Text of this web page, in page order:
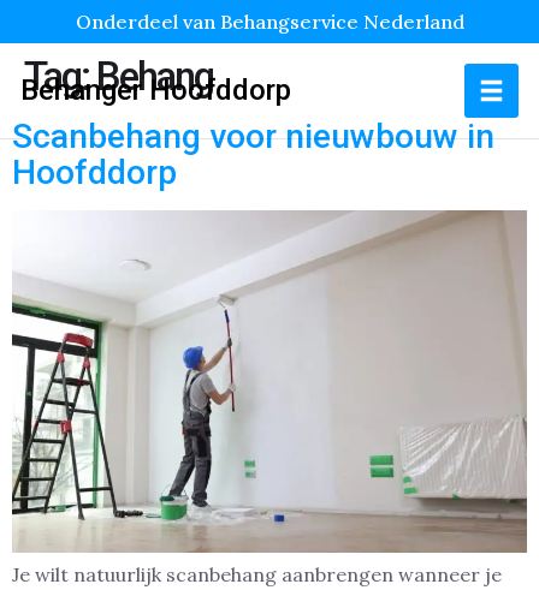
Onderdeel van Behangservice Nederland
Behanger Hoofddorp
Tag:Behang
Scanbehang voor nieuwbouw in
Hoofddorp
Je wilt natuurlijk scanbehang aanbrengen wanneer je